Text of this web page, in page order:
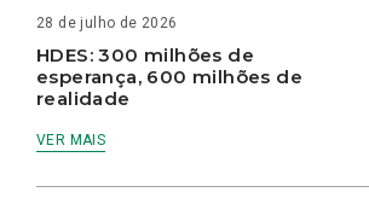
28 de julho de 2026
HDES: 300 milhões de
esperança, 600 milhões de
realidade
VER MAIS